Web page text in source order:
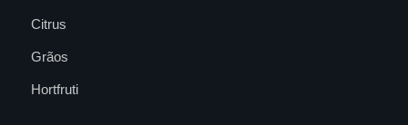
Citrus
Grãos
Hortfruti